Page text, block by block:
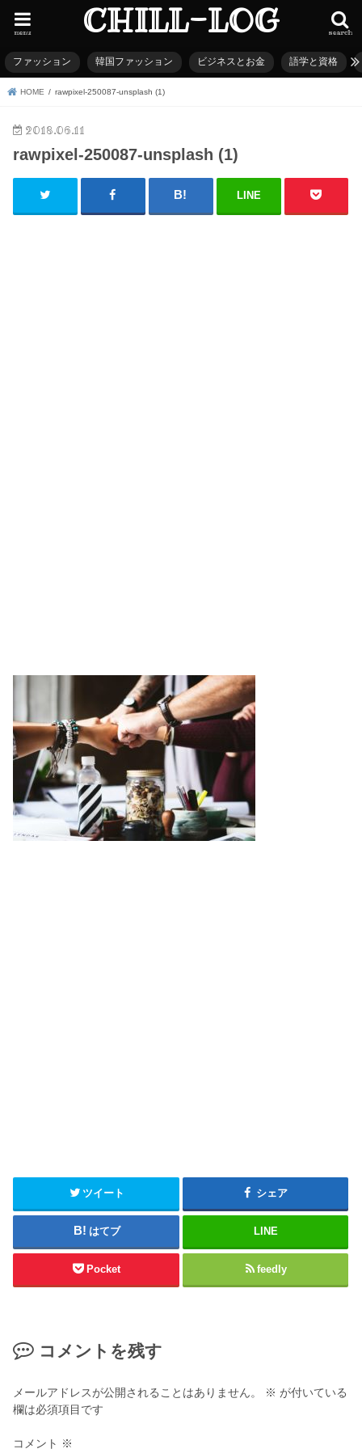
CHILL-LOG search
menu
ファッション 韓国ファッション ビジネスとお金 語学と資格
HOME rawpixel-250087-unsplash (1)
2018.06.11
rawpixel-250087-unsplash (1)
LINE
ツイート シェア
はてブ LINE
Pocket feedly
コメントを残す
メールアドレスが公開されることはありません。 ※ が付いている
欄は必須項目です
コメント ※